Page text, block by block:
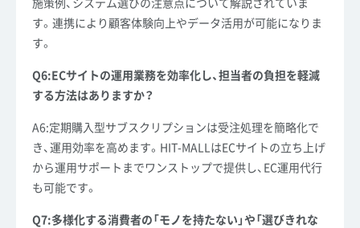
す。連携により顧客体験向上やデータ活用が可能になりま
す。
Q6:ECサイトの運用業務を効率化し、担当者の負担を軽減
する方法はありますか？
A6:定期購入型サブスクリプションは受注処理を簡略化で
き、運用効率を高めます。HIT-MALLはECサイトの立ち上げ
から運用サポートまでワンストップで提供し、EC運用代行
も可能です。
Q7:多様化する消費者の「モノを持たない」や「選びきれな